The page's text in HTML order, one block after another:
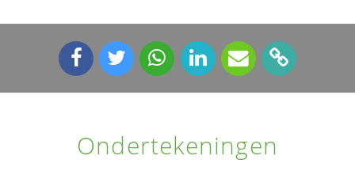
Ondertekeningen